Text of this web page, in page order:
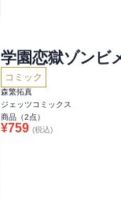
学園恋獄ゾンビ
コミック
森繁拓真
ジェッツコミックス
商品（2点）
¥759 (税込)